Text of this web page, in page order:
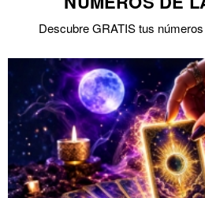
Descubre GRATIS tus